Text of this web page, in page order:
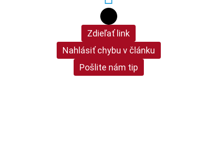
Zdieľať link
Nahlásiť chybu v článku
Pošlite nám tip